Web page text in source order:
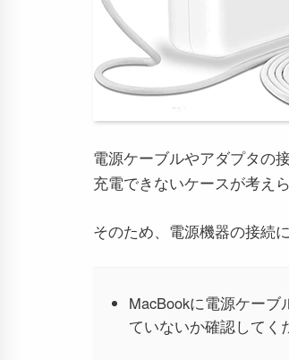
電源ケーブルやアダプタの
充電できないケースが考えら
そのため、電源機器の接続
MacBookに電源ケー
ていないか確認してく